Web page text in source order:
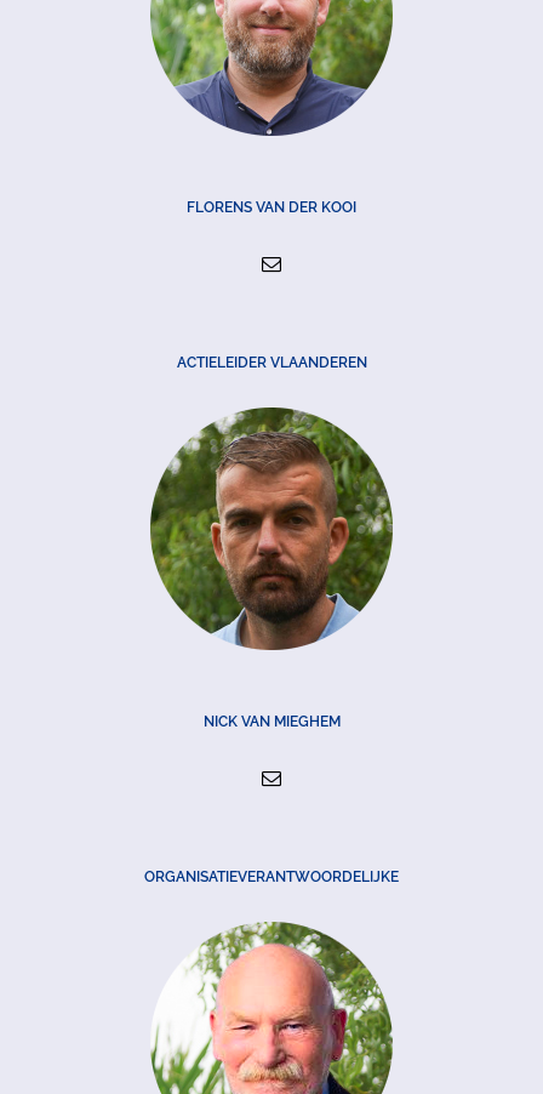
FLORENS VAN DER KOOI
ACTIELEIDER VLAANDEREN
NICK VAN MIEGHEM
ORGANISATIEVERANTWOORDELIJKE